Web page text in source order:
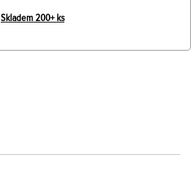
Skladem 200+ ks